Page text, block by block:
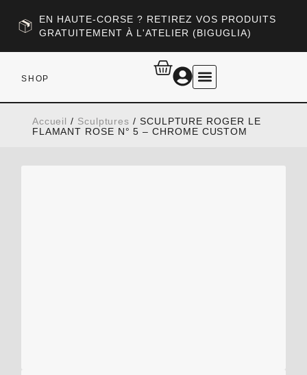
EN HAUTE-CORSE ? RETIREZ VOS PRODUITS
GRATUITEMENT À L'ATELIER (BIGUGLIA)
SHOP
Accueil / Sculptures / SCULPTURE ROGER LE
FLAMANT ROSE N° 5 – CHROME CUSTOM